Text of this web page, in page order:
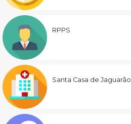
RPPS
Santa Casa de Jaguarão